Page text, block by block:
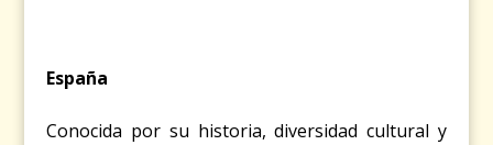
España
Conocida por su historia, diversidad cultural y